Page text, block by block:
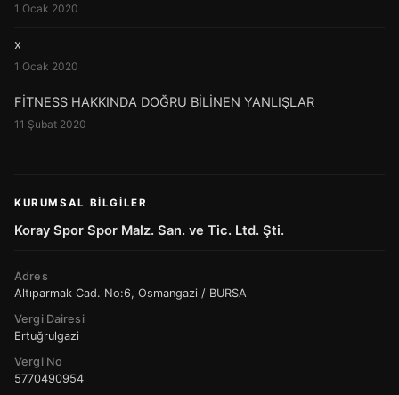
1 Ocak 2020
x
1 Ocak 2020
FİTNESS HAKKINDA DOĞRU BİLİNEN YANLIŞLAR
11 Şubat 2020
KURUMSAL BILGILER
Koray Spor Spor Malz. San. ve Tic. Ltd. Şti.
Adres
Altıparmak Cad. No:6, Osmangazi / BURSA
Vergi Dairesi
Ertuğrulgazi
Vergi No
5770490954